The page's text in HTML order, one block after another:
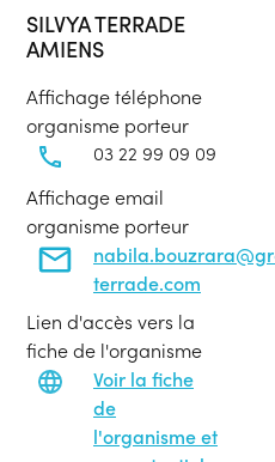
SILVYA TERRADE
AMIENS
Affichage téléphone
organisme porteur
03 22 99 09 09
Affichage email
organisme porteur
terrade.com
Lien d'accès vers la
fiche de l'organisme
Voir la fiche
de
l'organisme et